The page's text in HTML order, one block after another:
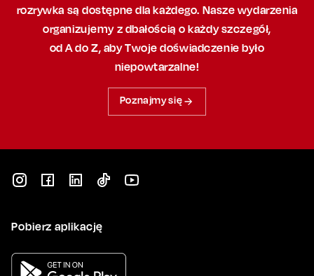
rozrywka są dostępne dla każdego. Nasze wydarzenia
organizujemy z dbałością o każdy szczegół,
od A do Z, abyTwoje doświadczenie było
niepowtarzalne!
Poznajmy się
Pobierz aplikację